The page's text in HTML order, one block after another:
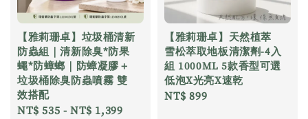
【雅莉珊卓】垃圾桶清新
防蟲組｜清新除臭*防果
蠅*防蟑螂｜防蟑凝膠＋
垃圾桶除臭防蟲噴霧 雙
效搭配
Sale
NT$ 535 -NT$ 1,399
【雅莉珊卓】天然植萃
雪松萃取地板清潔劑-4入
組 1000ML 5款香型可選
低泡X光亮X速乾
Regular
NT$ 899